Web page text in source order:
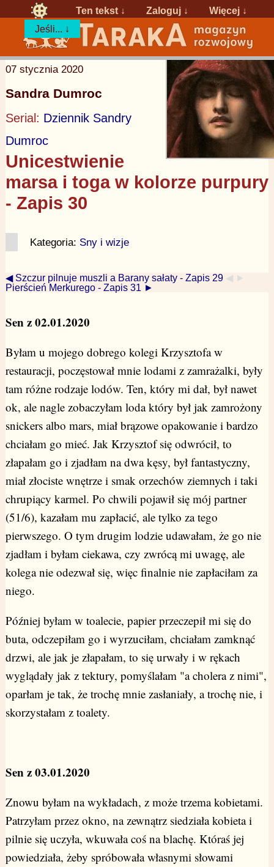
Ten tekst ↓ Zaloguj ↓
Więcej ↓
Jeśli... ↓
07 stycznia 2020
Sandra Dumroc
Serial: Dziennik Sandry
Dumroc
Unicestwienie
marsa i toga w kolorze purpury
- Zapis 30
Kategoria: Sny i wizje
◀ Szczur pilnuje muszli a Barany sałaty - Zapis 29 ◀ ►
Pierścień Merkurego - Zapis 31 ►
Sen z 02.01.2020
Byłam u mojego dobrego kolegi Krzysztofa w
restauracji, poczęstował mnie lodami z zamrażalki, były
tam różne rodzaje lodów. Ten, który mi dał, był nawet
ok, ale nagle zobaczyłam loda który był jak zamrożony
snickers albo mars, miał brązowe opakowanie i bardzo
chciałam go mieć. Jak Krzysztof się odwrócił, to
złapałam go i zjadłam na dwa kęsy, był fantastyczny,
miał złociste wnętrze i smak orzechów ziemnych i taki
chrupiący karmel. Po chwili pojawił się mój partner
(51/6), kazałam mu zapłacić, ale tylko za tego
pierwszego. O tym drugim lodzie udawałam, że go nie
zjadłam i byłam ciekawa, czy zwrócą mi uwagę, ale
kolega nie odezwał się, więc finalnie nie zapłaciłam za
niego.
Później byłam w toalecie, papier przeczepił mi się do
buta, odczepiłam go i wyrzuciłam, chciałam zamknąć
drzwi, ale jak je złapałam, to się urwały i w rękach
wyglądały jak z tektury, pomyślałam "a cholera z nimi",
oparłam je tak, że trochę mnie zasłaniały, a trochę nie, i
skorzystałam z toalety.
Sen z 03.01.2020
Znowu byłam na wykładach, z może trzema kobietami.
Patrzyłam przez okno, na zewnątrz siedziała kobieta i
pilnie się uczyła, wkuwała coś na blachę. Któraś jej
powiedziała, żeby spróbowała własnymi słowami